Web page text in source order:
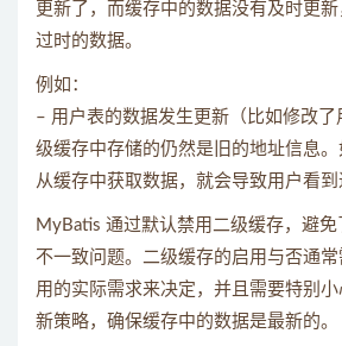
更新了，而缓存中的数据没有及时更新
过时的数据。
例如：
– 用户表的数据发生更新（比如修改
级缓存中存储的仍然是旧的地址信息
从缓存中获取数据，就会导致用户看到
MyBatis 通过默认禁用二级缓存，避
不一致问题。二级缓存的启用与否通
用的实际需求来决定，并且需要特别
新策略，确保缓存中的数据是最新的。